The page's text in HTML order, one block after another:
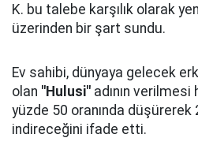
K. bu talebe karşılık olarak
üzerinden bir şart sundu.
Ev sahibi, dünyaya gelecek
olan "Hulusi" adının
yüzde 50 oranında düşürerek
indireceğini ifade etti.